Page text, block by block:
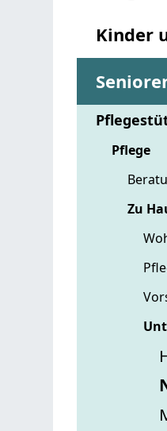
Kinder
Pflege
Zu